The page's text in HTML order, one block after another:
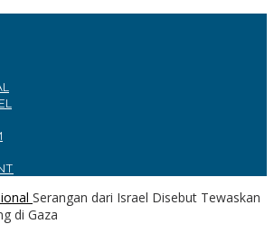
Serangan dari Israel Disebut Tewaskan
di Gaza